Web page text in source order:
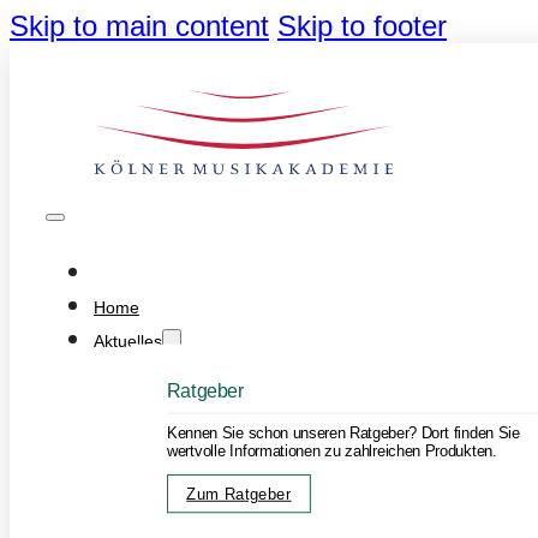
Skip to main content Skip to footer
Home
Aktuelles
Ratgeber
Kennen Sie schon unseren Ratgeber? Dort finden Sie
wertvolle Informationen zu zahlreichen Produkten.
Zum Ratgeber